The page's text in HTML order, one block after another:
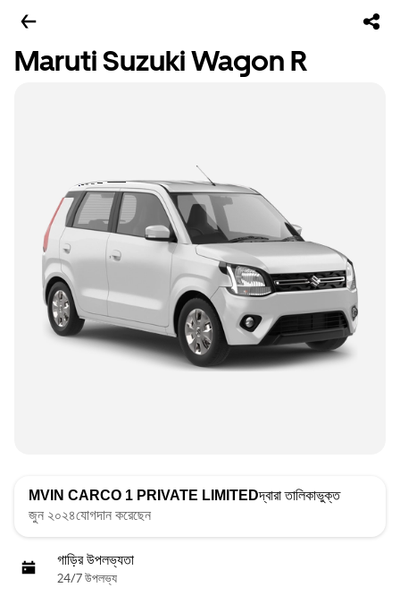
Maruti Suzuki Wagon R
MVIN CARCO 1 PRIVATE LIMITEDদ্বারা তালিকাভুক্ত
জুন ২০২৪যোগদান করেছেন
গাড়ির উপলভ্যতা
24/7 উপলভ্য